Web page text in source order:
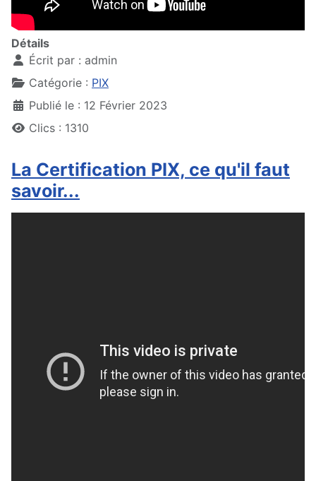
Détails
Écrit par : admin
Catégorie : PIX
Publié le : 12 Février 2023
Clics : 1310
La Certification PIX, ce qu'il faut
savoir...